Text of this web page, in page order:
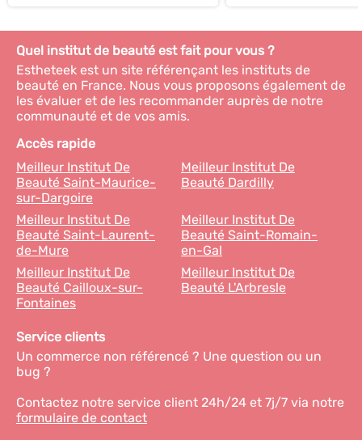
Quel institut de beauté est fait pour vous ?
Estheteek est un site référençant les instituts de
beauté en France. Nous vous proposons également de
les évaluer et de les recommander auprès de notre
communauté et de vos amis.
Accès rapide
Meilleur Institut De
Beauté Saint-Maurice-
sur-Dargoire
Meilleur Institut De
Beauté Dardilly
Meilleur Institut De
Beauté Saint-Laurent-
de-Mure
Meilleur Institut De
Beauté Saint-Romain-
en-Gal
Meilleur Institut De
Beauté Cailloux-sur-
Fontaines
Meilleur Institut De
Beauté L'Arbresle
Service clients
Un commerce non référencé ? Une question ou un
bug ?
Contactez notre service client 24h/24 et 7j/7 via notre
formulaire de contact